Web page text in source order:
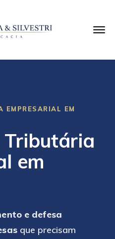
EMPRESARIAL EM
em
e defesa
que precisam